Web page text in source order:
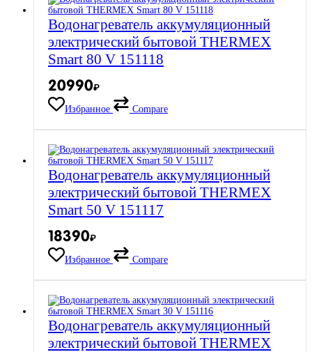
Водонагреватель аккумуляционный
электрический бытовой THERMEX
Smart 80 V 151118
20990₽
Избранное Compare
Водонагреватель аккумуляционный
электрический бытовой THERMEX
Smart 50 V 151117
18390₽
Избранное Compare
Водонагреватель аккумуляционный
электрический бытовой THERMEX